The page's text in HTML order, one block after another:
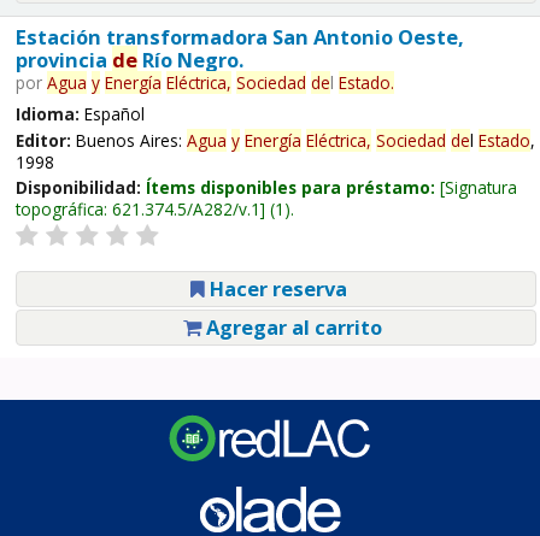
Estación transformadora San Antonio Oeste,
provincia deRío Negro.
por Agua y Energía Eléctrica, Sociedad del Estado.
Idioma: Español
Editor: Buenos Aires: Agua y Energía Eléctrica, Sociedad del Estado,
1998
Disponibilidad: Ítems disponibles para préstamo: Signatura
topográfica: 621.374.5/A282/v.1 (1).
Hacer reserva
Agregar al carrito